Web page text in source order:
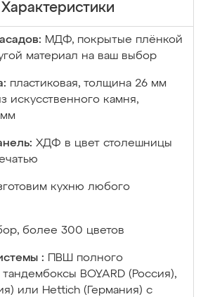
Характеристики
МДФ, покрытые плёнкой
материал на ваш выбор
пластиковая, толщина 26 мм
искусственного камня,
ХДФ в цвет столешницы
кухню любого
более 300 цветов
:
ПВШ полного
BOYARD (Россия),
или Hettich (Германия) с